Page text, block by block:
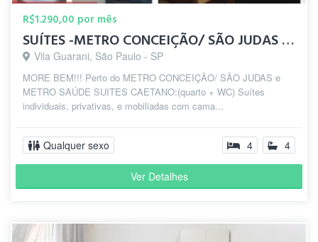
R$1.290,00 por mês
SUÍTES -METRO CONCEIÇÃO/ SÃO JUDAS e METRO SAÚDE
Vila Guarani, São Paulo - SP
MORE BEM!!! Perto do METRO CONCEIÇÃO/ SÃO JUDAS e
METRO SAÚDE SUITES CAETANO:(quarto + WC) Suítes
individuais, privativas, e mobiliadas com cama...
Qualquer sexo 4 4
Ver Detalhes